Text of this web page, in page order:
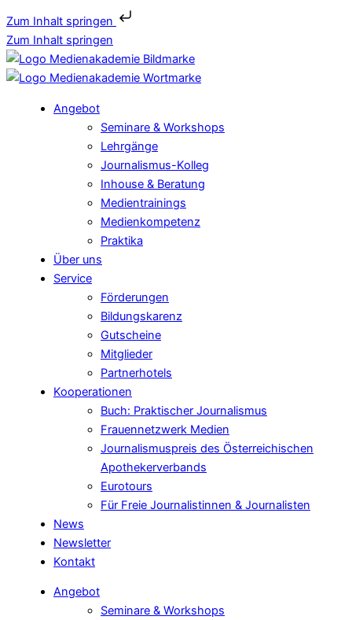
Zum Inhalt springen
Zum Inhalt springen
Angebot
Seminare & Workshops
Lehrgänge
Journalismus-Kolleg
Inhouse & Beratung
Medientrainings
Medienkompetenz
Praktika
Über uns
Service
Förderungen
Bildungskarenz
Gutscheine
Mitglieder
Partnerhotels
Kooperationen
Buch: Praktischer Journalismus
Frauennetzwerk Medien
Journalismuspreis des Österreichischen
Apothekerverbands
Eurotours
Für Freie Journalistinnen & Journalisten
News
Newsletter
Kontakt
Angebot
Seminare & Workshops